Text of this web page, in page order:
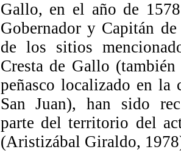
Gallo, en el año de
Gobernador y Capitán
de los sitios
Cresta de Gallo
peñasco localizado en
San Juan), han sido
parte del territorio del
(Aristizábal Giraldo,